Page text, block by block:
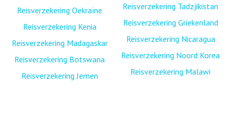
Reisverzekering Oekraïne
Reisverzekering Kenia
Reisverzekering Madagaskar
Reisverzekering Botswana
Reisverzekering Jemen
Reisverzekering Tadzjikistan
Reisverzekering Griekenland
Reisverzekering Nicaragua
Reisverzekering Noord Korea
Reisverzekering Malawi